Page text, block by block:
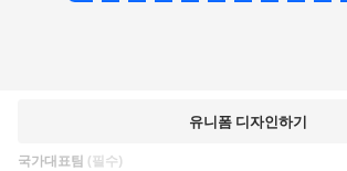
유니폼 디자인하기
국가대표팀 (필수)